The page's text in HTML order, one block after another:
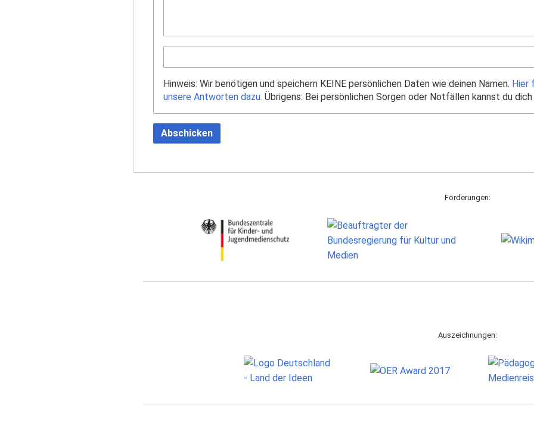
Hinweis: Wir benötigen und speichern KEINE persönlichen Daten wie deinen Namen. Hier
unsere Antworten dazu. Übrigens: Bei persönlichen Sorgen oder Notfällen kannst du dich
Abschicken
Förderungen:
Auszeichnungen: